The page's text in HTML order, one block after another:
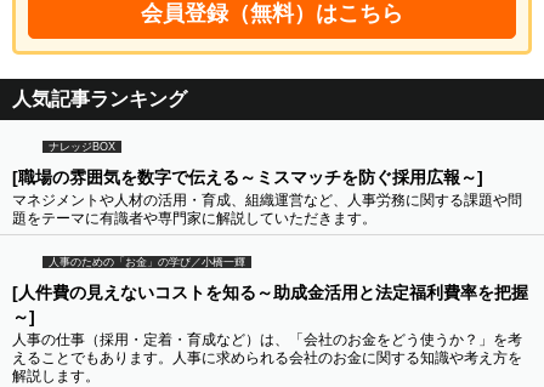
会員登録（無料）はこちら
人気記事ランキング
ナレッジBOX
[職場の雰囲気を数字で伝える～ミスマッチを防ぐ採用広報～]
マネジメントや人材の活用・育成、組織運営など、人事労務に関する課題や問
題をテーマに有識者や専門家に解説していただきます。
人事のための「お金」の学び／小橋一輝
[人件費の見えないコストを知る～助成金活用と法定福利費率を把握
～]
人事の仕事（採用・定着・育成など）は、「会社のお金をどう使うか？」を考
えることでもあります。人事に求められる会社のお金に関する知識や考え方を
解説します。